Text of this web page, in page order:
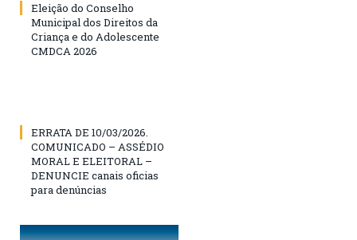
Eleição do Conselho
Municipal dos Direitos da
Criança e do Adolescente
CMDCA 2026
ERRATA DE 10/03/2026.
COMUNICADO – ASSÉDIO
MORAL E ELEITORAL –
DENUNCIE canais oficias
para denúncias